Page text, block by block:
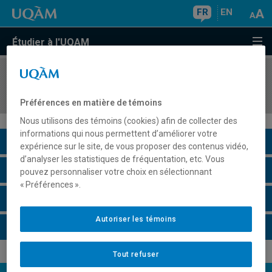
FR EN
Étudier à l'UQAM
COURS//
Description du cours
Horaire - Été 2026
Préférences en matière de témoins
Nous utilisons des témoins (cookies) afin de collecter des
informations qui nous permettent d’améliorer votre
expérience sur le site, de vous proposer des contenus vidéo,
d’analyser les statistiques de fréquentation, etc. Vous
pouvez personnaliser votre choix en sélectionnant
« Préférences ».
Tout refuser
Autoriser les témoins